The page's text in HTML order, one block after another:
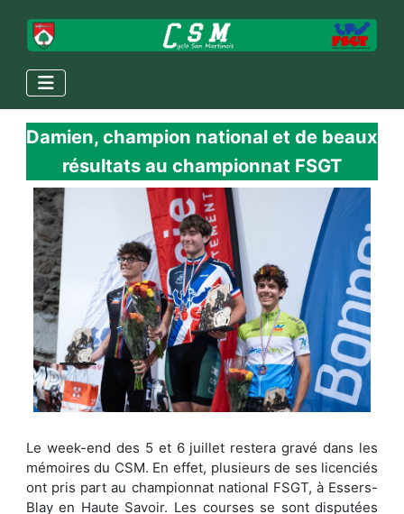
Damien, champion national et de beaux
résultats au championnat FSGT
Le week-end des 5 et 6 juillet restera gravé dans les
mémoires du CSM. En effet, plusieurs de ses licenciés
ont pris part au championnat national FSGT, à Essers-
Blay en Haute Savoir. Les courses se sont disputées